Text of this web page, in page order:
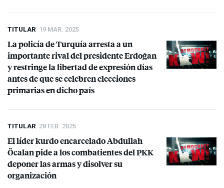
TITULAR 19 MAR. 2025
La policía de Turquía arresta a un
importante rival del presidente Erdoğan
y restringe la libertad de expresión días
antes de que se celebren elecciones
primarias en dicho país
TITULAR 28 FEB. 2025
El líder kurdo encarcelado Abdullah
Öcalan pide a los combatientes delPKK
deponer las armas y disolver su
organización